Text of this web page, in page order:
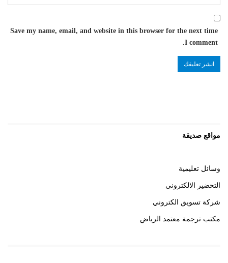
Save my name, email, and website in this browser for the next time
I comment.
مواقع صديقة
وسائل تعليمية
التحضير الالكتروني
شركة تسويق الكتروني
مكتب ترجمة معتمد الرياض